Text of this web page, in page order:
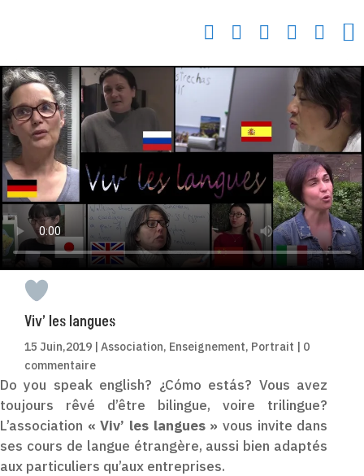
     
Viv’ les langues
15 Juin,2019 | Association, Enseignement, Portrait | 0
commentaire
Do you speak english? ¿Cómo estás? Vous avez
toujours rêvé d’être bilingue, voire trilingue?
L’association « Viv’ les langues » vous invite dans
ses cours de langue étrangère, aussi bien adaptés
aux particuliers qu’aux entreprises.